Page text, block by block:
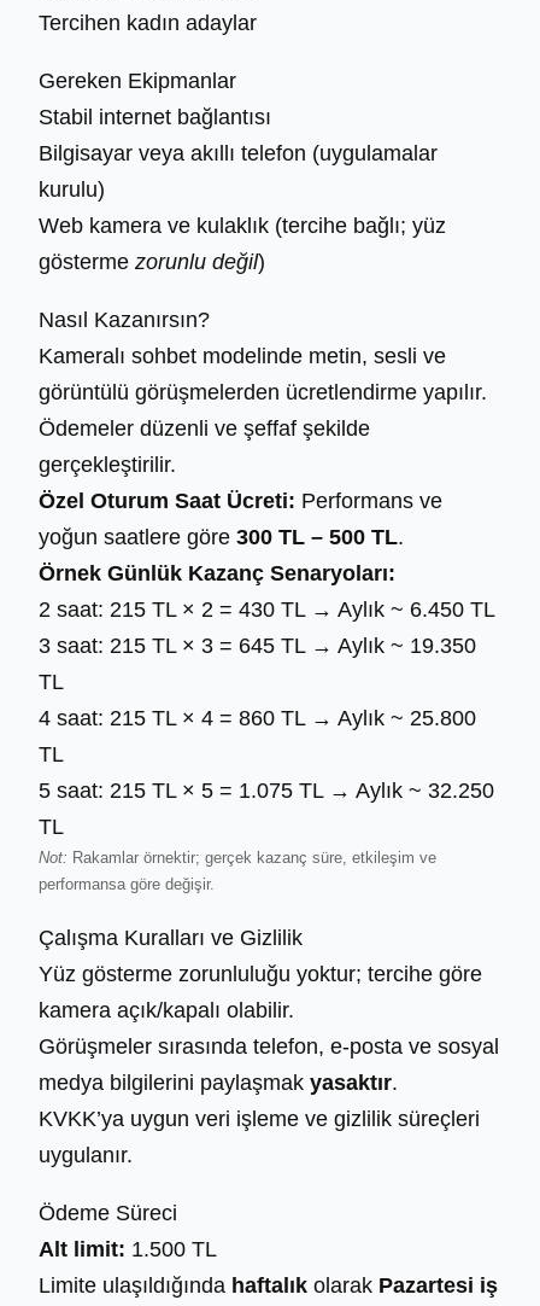
Tercihen kadın adaylar
Gereken Ekipmanlar
Stabil internet bağlantısı
Bilgisayar veya akıllı telefon (uygulamalar
kurulu)
Web kamera ve kulaklık (tercihe bağlı; yüz
gösterme zorunlu değil)
Nasıl Kazanırsın?
Kameralı sohbet modelinde metin, sesli ve
görüntülü görüşmelerden ücretlendirme yapılır.
Ödemeler düzenli ve şeffaf şekilde
gerçekleştirilir.
Özel Oturum Saat Ücreti: Performans ve
yoğun saatlere göre 300 TL – 500 TL.
Örnek Günlük Kazanç Senaryoları:
2 saat: 215 TL × 2 = 430 TL → Aylık ~ 6.450 TL
3 saat: 215 TL × 3 = 645 TL → Aylık ~ 19.350
TL
4 saat: 215 TL × 4 = 860 TL → Aylık ~ 25.800
TL
5 saat: 215 TL × 5 = 1.075 TL → Aylık ~ 32.250
TL
Not: Rakamlar örnektir; gerçek kazanç süre, etkileşim ve
performansa göre değişir.
Çalışma Kuralları ve Gizlilik
Yüz gösterme zorunluluğu yoktur; tercihe göre
kamera açık/kapalı olabilir.
Görüşmeler sırasında telefon, e‑posta ve sosyal
medya bilgilerini paylaşmak yasaktır.
KVKK’ya uygun veri işleme ve gizlilik süreçleri
uygulanır.
Ödeme Süreci
Alt limit: 1.500 TL
Limite ulaşıldığında haftalık olarak Pazartesi iş